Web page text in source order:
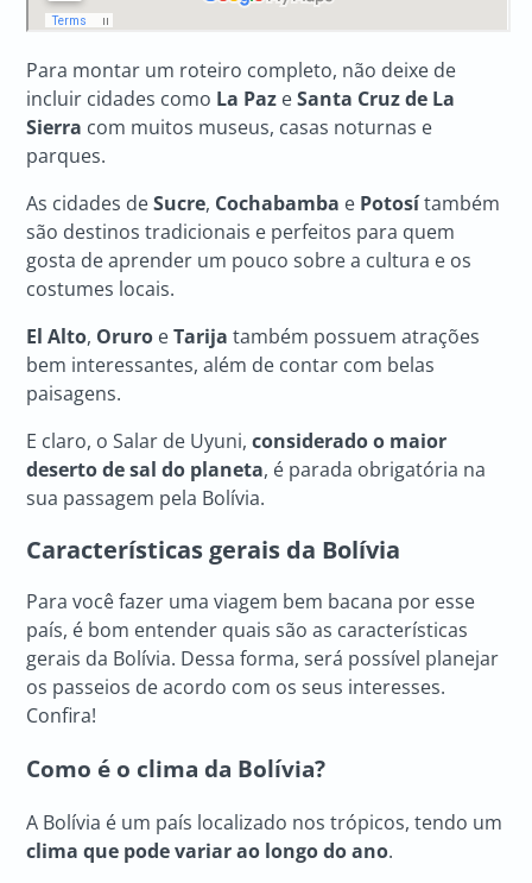
Para montar um roteiro completo, não deixe de
incluir cidades como La Paz eSanta Cruz de La
Sierra com muitos museus, casas noturnas e
parques.
As cidades deSucre, Cochabamba e Potosítambém
são destinos tradicionais e perfeitos para quem
gosta de aprender um pouco sobre a cultura e os
costumes locais.
El Alto, Oruro eTarija também possuem atrações
bem interessantes, além de contar com belas
paisagens.
E claro, o Salar de Uyuni,considerado o maior
deserto de sal do planeta, é parada obrigatória na
sua passagem pela Bolívia.
Características gerais da Bolívia
Para você fazer uma viagem bem bacana por esse
país, é bom entender quais são as características
gerais da Bolívia. Dessa forma, será possível planejar
os passeios de acordo com os seus interesses.
Confira!
Como é o clima da Bolívia?
A Bolívia é um país localizado nos trópicos, tendo um
clima que pode variar ao longo do ano.